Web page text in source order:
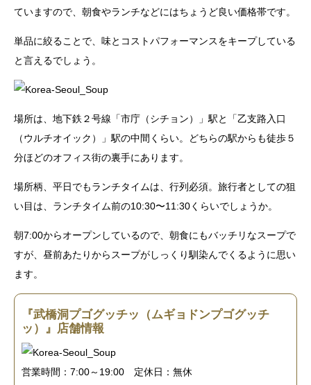
ていますので、朝食やランチなどにはちょうど良い価格帯です。
単品に絞ることで、味とコストパフォーマンスをキープしている
と言えるでしょう。
場所は、地下鉄２号線「市庁（シチョン）」駅と「乙支路入口
（ウルチオイック）」駅の中間くらい。どちらの駅からも徒歩５
分ほどのオフィス街の裏手にあります。
場所柄、平日でもランチタイムは、行列必須。旅行者としての狙
い目は、ランチタイム前の10:30〜11:30くらいでしょうか。
朝7:00からオープンしているので、朝食にもバッチリなスープで
すが、昼前あたりからスープがしっくり馴染んでくるように思い
ます。
『武橋洞プゴグッチッ（ムギョドンプゴグッチ
ッ）』店舗情報
営業時間：7:00～19:00 定休日：無休